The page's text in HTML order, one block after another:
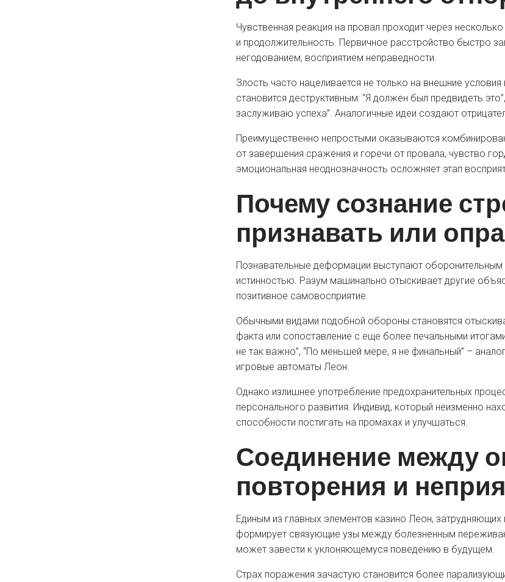
Чувственная реакция на провал проходит через
и продолжительность. Первичное расстройство быстро
негодованием, восприятием неправедности.
Злость часто нацеливается не только на внешние
становится деструктивным: “Я должен был предвидеть
заслуживаю успеха”. Аналогичные идеи создают
Преимущественно непростыми оказываются
от завершения сражения и горечи от провала, чувство
эмоциональная неоднозначность осложняет этап
Почему сознание
признавать или
Познавательные деформации выступают
истинностью. Разум машинально отыскивает другие
позитивное самовосприятие.
Обычными видами подобной обороны становятся
факта или сопоставление с еще более печальными
не так важно”, “По меньшей мере, я не финальный” –
игровые автоматы Леон.
Однако излишнее употребление предохранительных
персонального развития. Индивид, который неизменно
способности постигать на промахах и улучшаться.
Соединение между
повторения и
Единым из главных элементов казино Леон, затрудняющих
формирует связующие узы между болезненным
может завести к уклоняющемуся поведению в будущем.
Страх поражения зачастую становится более